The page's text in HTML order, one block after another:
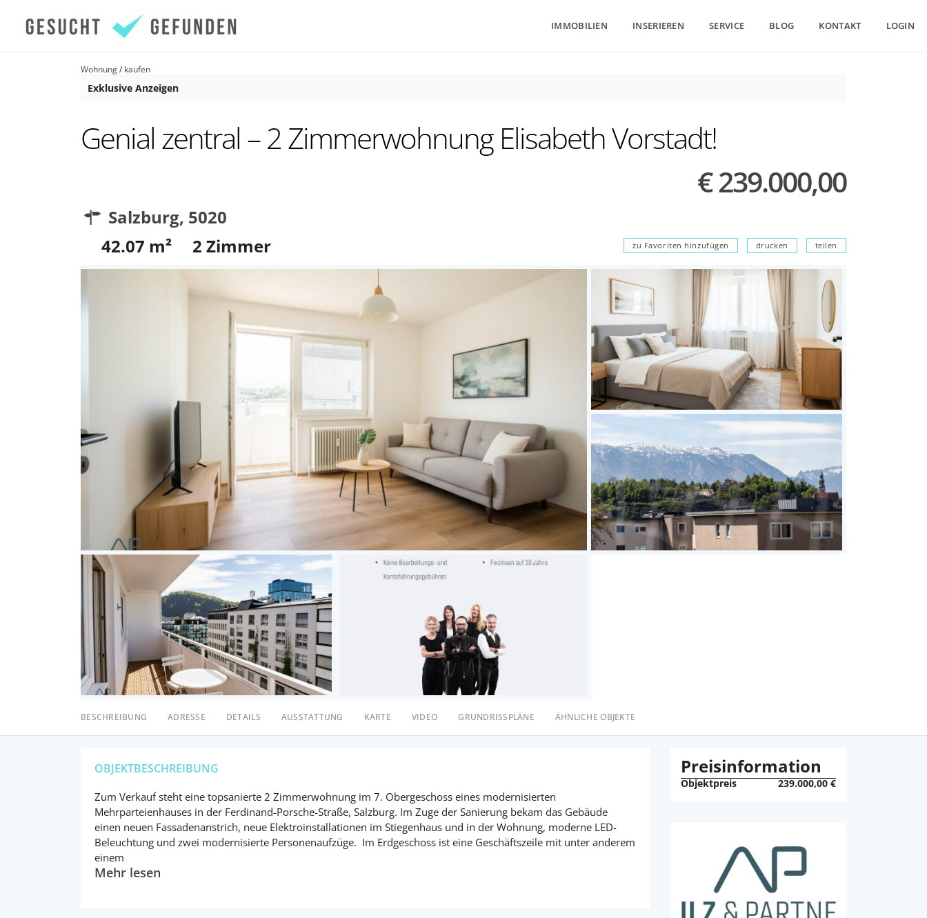
IMMOBILIEN INSERIEREN SERVICE BLOG KONTAKT LOGIN
Wohnung/ kaufen
Exklusive Anzeigen
Genial zentral – 2 Zimmerwohnung Elisabeth Vorstadt!
€ 239.000,00
Salzburg, 5020
42.07 m² 2 Zimmer zu Favoriten hinzufügen drucken teilen
BESCHREIBUNG ADRESSE DETAILS AUSSTATTUNG KARTE VIDEO GRUNDRISSPLÄNE ÄHNLICHE OBJEKTE
OBJEKTBESCHREIBUNG
Zum Verkauf steht eine topsanierte 2 Zimmerwohnung im 7. Obergeschoss eines modernisierten
Mehrparteienhauses in der Ferdinand-Porsche-Straße, Salzburg. Im Zuge der Sanierung bekam das Gebäude
einen neuen Fassadenanstrich, neue Elektroinstallationen im Stiegenhaus und in der Wohnung, moderne LED-
Beleuchtung und zwei modernisierte Personenaufzüge. Im Erdgeschoss ist eine Geschäftszeile mit unter anderem
einem
Mehr lesen
Preisinformation
Objektpreis 239.000,00 €